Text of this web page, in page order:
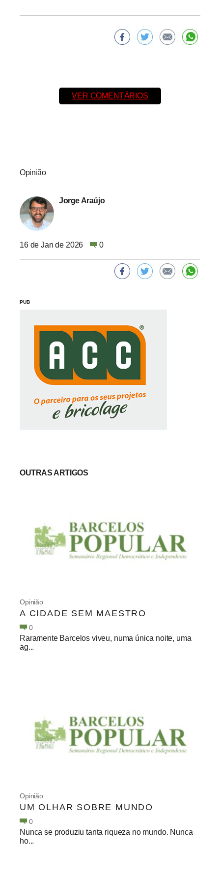
VER COMENTÁRIOS
Opinião
Jorge Araújo
16 de Jan de 2026 0
PUB
OUTRAS ARTIGOS
Opinião
A CIDADE SEM MAESTRO
0
Raramente Barcelos viveu, numa única noite, uma
ag...
Opinião
UM OLHAR SOBRE MUNDO
0
Nunca se produziu tanta riqueza no mundo. Nunca
ho...